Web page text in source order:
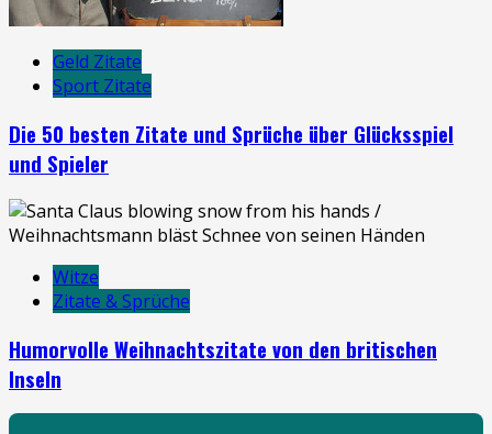
Geld Zitate
Sport Zitate
Die 50 besten Zitate und Sprüche über Glücksspiel
und Spieler
Witze
Zitate & Sprüche
Humorvolle Weihnachtszitate von den britischen
Inseln